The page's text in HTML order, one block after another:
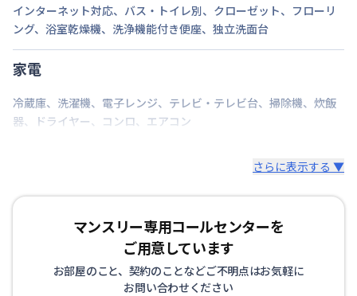
インターネット対応、 バス・トイレ別、 クローゼット、 フローリ
ング、 浴室乾燥機、 洗浄機能付き便座、 独立洗面台
家電
冷蔵庫、 洗濯機、 電子レンジ、 テレビ・テレビ台、 掃除機、 炊飯
器、 ドライヤー、 コンロ、 エアコン
さらに表示する ▼
マンスリー専用コールセンターを
ご用意しています
お部屋のこと、契約のことなどご不明点はお気軽に
お問い合わせください